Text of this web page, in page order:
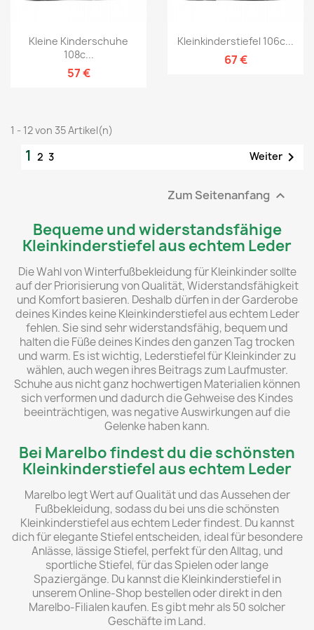
Kleine Kinderschuhe
108c...
57 €
Kleinkinderstiefel 106c...
67 €
1 - 12 von 35 Artikel(n)
1 2 3 Weiter 
Zum Seitenanfang 
Bequeme und widerstandsfähige
Kleinkinderstiefel aus echtem Leder
Die Wahl von Winterfußbekleidung für Kleinkinder sollte
auf der Priorisierung von Qualität, Widerstandsfähigkeit
und Komfort basieren. Deshalb dürfen in der Garderobe
deines Kindes keine Kleinkinderstiefel aus echtem Leder
fehlen. Sie sind sehr widerstandsfähig, bequem und
halten die Füße deines Kindes den ganzen Tag trocken
und warm. Es ist wichtig, Lederstiefel für Kleinkinder zu
wählen, auch wegen ihres Beitrags zum Laufmuster.
Schuhe aus nicht ganz hochwertigen Materialien können
sich verformen und dadurch die Gehweise des Kindes
beeinträchtigen, was negative Auswirkungen auf die
Gelenke haben kann.
Bei Marelbo findest du die schönsten
Kleinkinderstiefel aus echtem Leder
Marelbo legt Wert auf Qualität und das Aussehen der
Fußbekleidung, sodass du bei uns die schönsten
Kleinkinderstiefel aus echtem Leder findest. Du kannst
dich für elegante Stiefel entscheiden, ideal für besondere
Anlässe, lässige Stiefel, perfekt für den Alltag, und
sportliche Stiefel, für das Spielen oder lange
Spaziergänge. Du kannst die Kleinkinderstiefel in
unserem Online-Shop bestellen oder direkt in den
Marelbo-Filialen kaufen. Es gibt mehr als 50 solcher
Geschäfte im Land.